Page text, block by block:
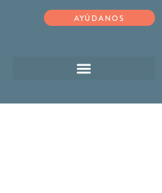
AYÚDANOS